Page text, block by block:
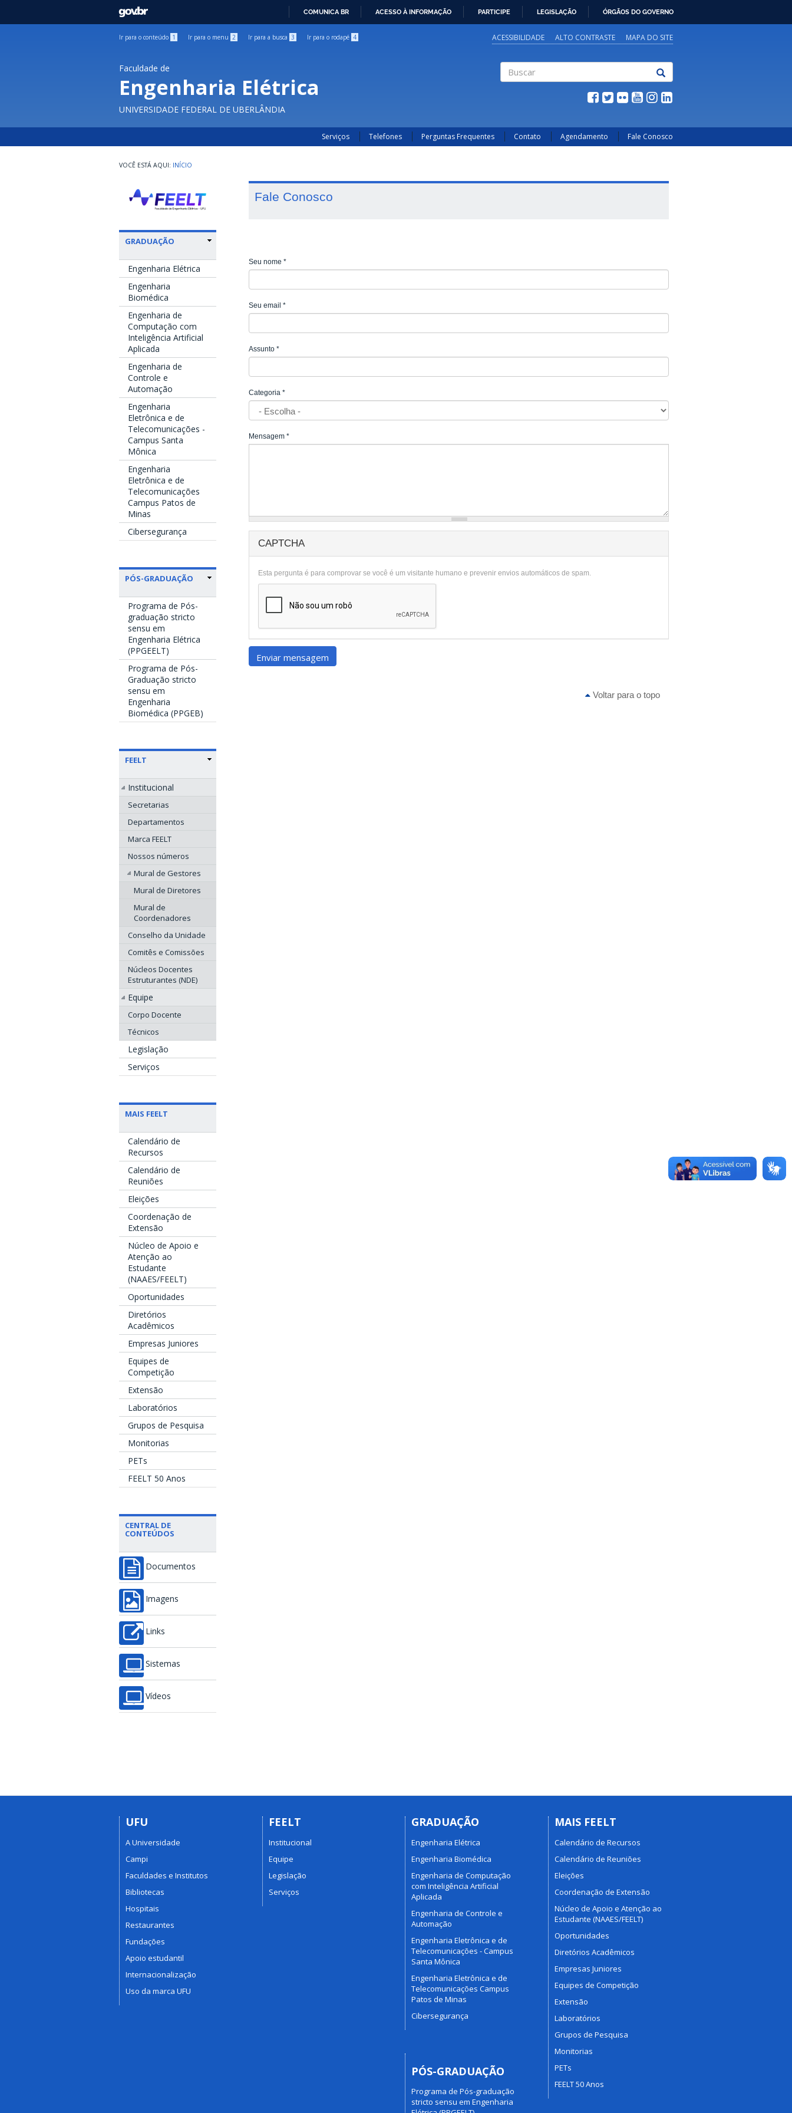
GOVBR
COMUNICA BR ACESSO À INFORMAÇÃO PARTICIPE LEGISLAÇÃO ÓRGÃOS DO GOVERNO
Ir para o conteúdo 1 Ir para o menu 2 Ir para a busca 3 Ir para o rodapé 4 ACESSIBILIDADE ALTO CONTRASTE MAPA DO SITE
Faculdade de
Engenharia Elétrica
UNIVERSIDADE FEDERAL DE UBERLÂNDIA
Serviços Telefones Perguntas Frequentes Contato Agendamento Fale Conosco
INÍCIO
GRADUAÇÃO
Engenharia Elétrica
Engenharia
Biomédica
Engenharia de
Computação com
Inteligência Artificial
Aplicada
Engenharia de
Controle e
Automação
Engenharia
Eletrônica e de
Telecomunicações -
Campus Santa
Mônica
Engenharia
Eletrônica e de
Telecomunicações
Campus Patos de
Minas
Cibersegurança
PÓS-GRADUAÇÃO
Programa de Pós-
graduação stricto
sensu em
Engenharia Elétrica
(PPGEELT)
Programa de Pós-
Graduação stricto
sensu em
Engenharia
Biomédica (PPGEB)
FEELT
Institucional
Secretarias
Departamentos
Marca FEELT
Nossos números
Mural de Gestores
Mural de Diretores
Mural de
Coordenadores
Conselho da Unidade
Comitês e Comissões
Núcleos Docentes
Estruturantes (NDE)
Equipe
Corpo Docente
Técnicos
Legislação
Serviços
MAIS FEELT
Calendário de
Recursos
Calendário de
Reuniões
Eleições
Coordenação de
Extensão
Núcleo de Apoio e
Atenção ao
Estudante
(NAAES/FEELT)
Oportunidades
Diretórios
Acadêmicos
Empresas Juniores
Equipes de
Competição
Extensão
Laboratórios
Grupos de Pesquisa
Monitorias
PETs
FEELT 50 Anos
CENTRAL DE
CONTEÚDOS
Documentos
Imagens
Links
Sistemas
Vídeos
Fale Conosco
Seu nome *
Seu email *
Assunto *
Categoria *
Mensagem *
CAPTCHA
Esta pergunta é para comprovar se você é um visitante humano e prevenir envios automáticos de spam.
Enviar mensagem
Voltar para o topo
UFU
A Universidade
Campi
Faculdades e Institutos
Bibliotecas
Hospitais
Restaurantes
Fundações
Apoio estudantil
Internacionalização
Uso da marca UFU
FEELT
Institucional
Equipe
Legislação
Serviços
GRADUAÇÃO
Engenharia Elétrica
Engenharia Biomédica
Engenharia de Computação
com Inteligência Artificial
Aplicada
Engenharia de Controle e
Automação
Engenharia Eletrônica e de
Telecomunicações - Campus
Santa Mônica
Engenharia Eletrônica e de
Telecomunicações Campus
Patos de Minas
Cibersegurança
PÓS-GRADUAÇÃO
Programa de Pós-graduação
stricto sensu em Engenharia
MAIS FEELT
Calendário de Recursos
Calendário de Reuniões
Eleições
Coordenação de Extensão
Núcleo de Apoio e Atenção ao
Estudante (NAAES/FEELT)
Oportunidades
Diretórios Acadêmicos
Empresas Juniores
Equipes de Competição
Extensão
Laboratórios
Grupos de Pesquisa
Monitorias
PETs
FEELT 50 Anos